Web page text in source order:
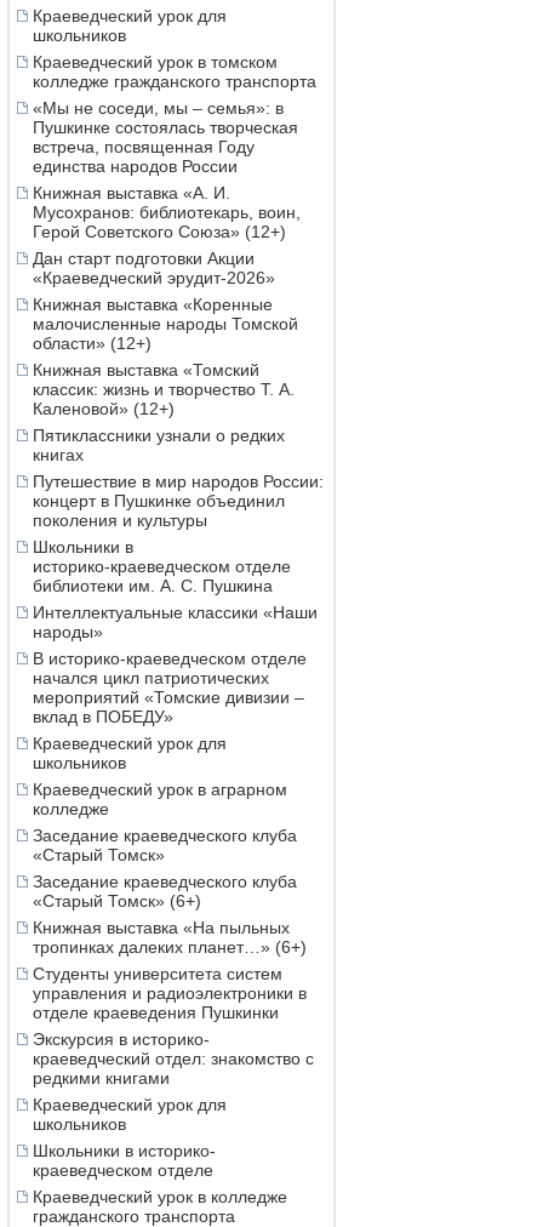
Краеведческий урок для
школьников
Краеведческий урок в томском
колледже гражданского транспорта
«Мы не соседи, мы – семья»: в
Пушкинке состоялась творческая
встреча, посвященная Году
единства народов России
Книжная выставка «А. И.
Мусохранов: библиотекарь, воин,
Герой Советского Союза» (12+)
Дан старт подготовки Акции
«Краеведческий эрудит-2026»
Книжная выставка «Коренные
малочисленные народы Томской
области» (12+)
Книжная выставка «Томский
классик: жизнь и творчество Т. А.
Каленовой» (12+)
Пятиклассники узнали о редких
книгах
Путешествие в мир народов России:
концерт в Пушкинке объединил
поколения и культуры
Школьники в
историко‑краеведческом отделе
библиотеки им. А. С. Пушкина
Интеллектуальные классики «Наши
народы»
В историко-краеведческом отделе
начался цикл патриотических
мероприятий «Томские дивизии –
вклад в ПОБЕДУ»
Краеведческий урок для
школьников
Краеведческий урок в аграрном
колледже
Заседание краеведческого клуба
«Старый Томск»
Заседание краеведческого клуба
«Старый Томск» (6+)
Книжная выставка «На пыльных
тропинках далеких планет…» (6+)
Студенты университета систем
управления и радиоэлектроники в
отделе краеведения Пушкинки
Экскурсия в историко-
краеведческий отдел: знакомство с
редкими книгами
Краеведческий урок для
школьников
Школьники в историко-
краеведческом отделе
Краеведческий урок в колледже
гражданского транспорта